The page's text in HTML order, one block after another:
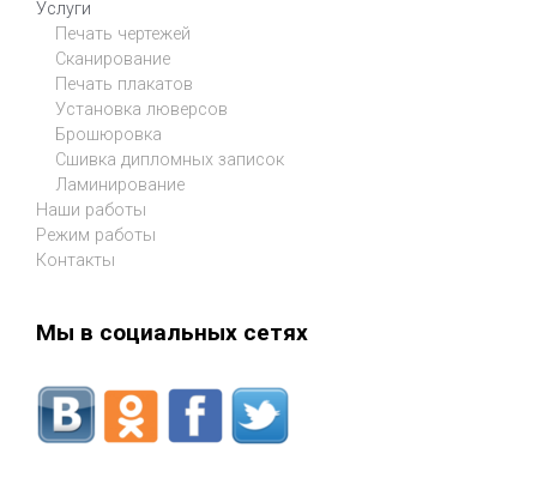
Услуги
Печать чертежей
Сканирование
Печать плакатов
Установка люверсов
Брошюровка
Сшивка дипломных записок
Ламинирование
Наши работы
Режим работы
Контакты
Мы в социальных сетях